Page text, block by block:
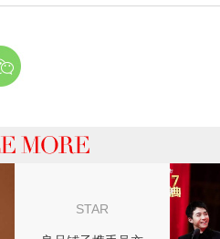
STAR